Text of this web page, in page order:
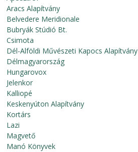
Aracs Alapítvány
Belvedere Meridionale
Bubryák Stúdió Bt.
Csimota
Dél-Alföldi Művészeti Kapocs Alapítvány
Délmagyarország
Hungarovox
Jelenkor
Kalliopé
Keskenyúton Alapítvány
Kortárs
Lazi
Magvető
Manó Könyvek